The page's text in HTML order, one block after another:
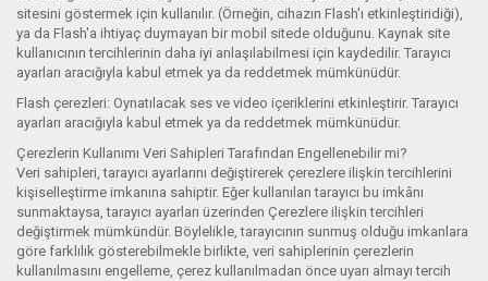
sitesini göstermek için kullanılır. (Örneğin, cihazın Flash'ı etkinleştiridiği),
ya da Flash'a ihtiyaç duymayan bir mobil sitede olduğunu. Kaynak site
kullanıcının tercihlerinin daha iyi anlaşılabilmesi için kaydedilir. Tarayıcı
ayarları aracığıyla kabul etmek ya da reddetmek mümkünüdür.
Flash çerezleri: Oynatılacak ses ve video içeriklerini etkinleştirir. Tarayıcı
ayarları aracığıyla kabul etmek ya da reddetmek mümkünüdür.
Çerezlerin Kullanımı Veri Sahipleri Tarafından Engellenebilir mi?
Veri sahipleri, tarayıcı ayarlarını değiştirerek çerezlere ilişkin tercihlerini
kişiselleştirme imkanına sahiptir. Eğer kullanılan tarayıcı bu imkânı
sunmaktaysa, tarayıcı ayarları üzerinden Çerezlere ilişkin tercihleri
değiştirmek mümkündür. Böylelikle, tarayıcının sunmuş olduğu imkanlara
göre farklılık gösterebilmekle birlikte, veri sahiplerinin çerezlerin
kullanılmasını engelleme, çerez kullanılmadan önce uyarı almayı tercih